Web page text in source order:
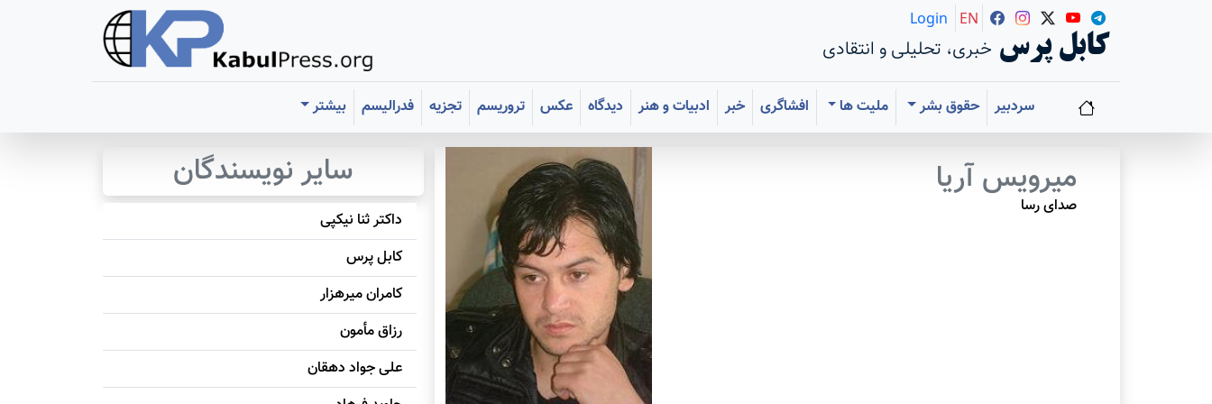
کابل پرس خبری، تحلیلی و انتقادی
Login EN
سردبیر حقوق بشر ملیت ها افشاگری خبر ادبیات و هنر دیدگاه عکس تروریسم تجزیه فدرالیسم بیشتر
میرویس آریا
صدای رسا
سایر نویسندگان
داکتر ثنا نیکپی
کابل پرس
کامران میرهزار
رزاق مأمون
علی جواد دهقان